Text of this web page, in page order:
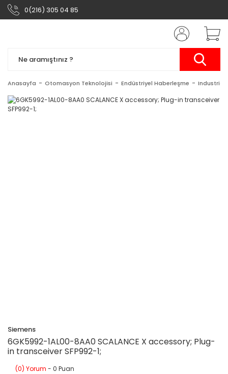
0(216) 305 04 85
Anasayfa Otomasyon Teknolojisi Endüstriyel Haberleşme Industrial
Siemens
6GK5992-1AL00-8AA0 SCALANCE X accessory; Plug-
in transceiver SFP992-1;
(0) Yorum - 0 Puan